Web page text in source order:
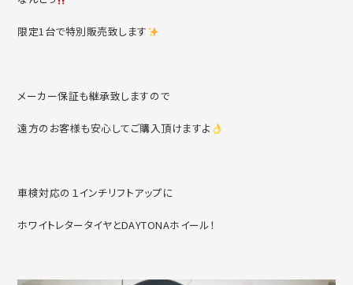
限定1台で特別販売致します
メーカー保証も継承致しますので
遠方のお客様も安心してご購入頂けますよ
車検対応の１インチリフトアップに
ホワイトレタータイヤとDAYTONAホイール！